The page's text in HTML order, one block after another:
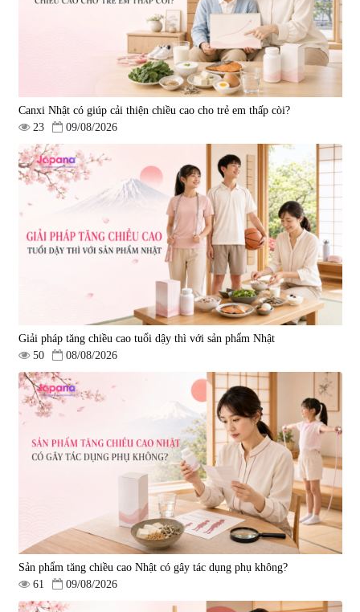
Canxi Nhật có giúp cải thiện chiều cao cho trẻ em thấp còi?
23
09/08/2026
Giải pháp tăng chiều cao tuổi dậy thì với sản phẩm Nhật
50
08/08/2026
Sản phẩm tăng chiều cao Nhật có gây tác dụng phụ không?
61
09/08/2026